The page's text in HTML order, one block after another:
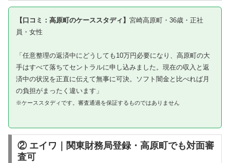
【口コミ：高原町のケーススタディ】 宮崎高原町・36歳・正社
員・女性
「任意整理の返済中にどうしても10万円必要になり、高原町の大
手はすべて落ちてセントラルに申し込みました。現在の収入と返
済中の状況を正直に伝えて無事に可決。ソフト闇金と比べれば月
の負担がまったく違います」
※ケーススタディです。審査通過を保証するものではありません
② エイワ｜関東財務局登録・高原町でも対面審
査可